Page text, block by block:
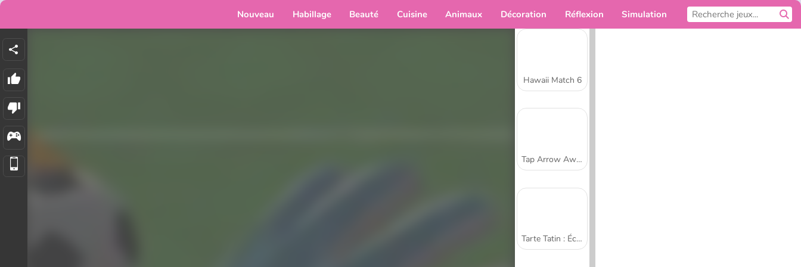
Nouveau Habillage Beauté Cuisine Animaux Décoration Réflexion Simulation
Hawaii Match 6
Tap Arrow Away
Tarte Tatin : École de cuisine de Sara